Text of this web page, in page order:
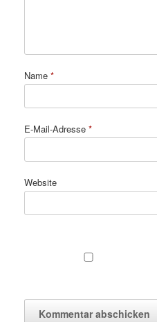
Name *
E-Mail-Adresse *
Website